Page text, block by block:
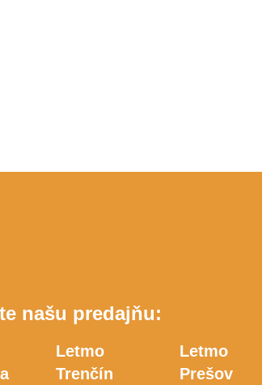
našu predajňu:
Letmo
Trenčín
Letmo
Prešov